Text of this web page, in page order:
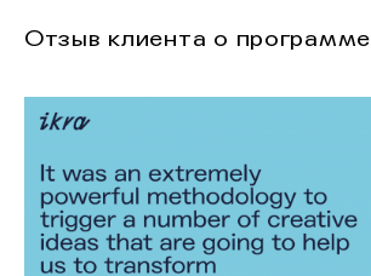
Отзыв клиента о программе